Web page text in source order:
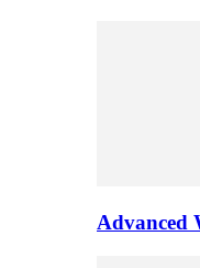
Advanced